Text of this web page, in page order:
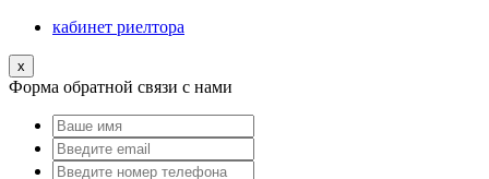
кабинет риелтора
x
Форма обратной связи с нами